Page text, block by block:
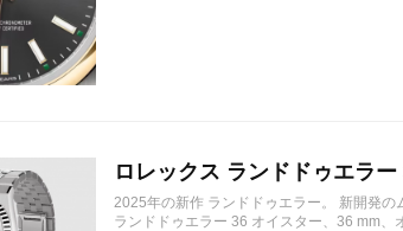
ロレックス ランドドゥエラ
2025年の新作 ランドドゥエラー。 新開発
ランドドゥエラー 36 オイスター、36 mm